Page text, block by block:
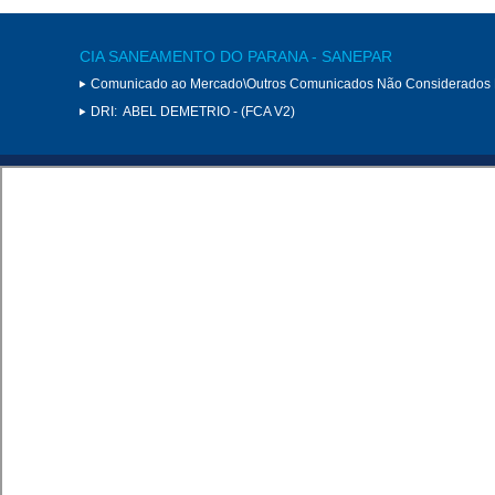
CIA SANEAMENTO DO PARANA - SANEPAR
Comunicado ao Mercado\Outros Comunicados Não Considerados
DRI: ABEL DEMETRIO - (FCA V2)